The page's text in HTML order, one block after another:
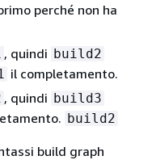
perché non ha
, quindi build2
il completamento.
, quindi build3
build2
build graph